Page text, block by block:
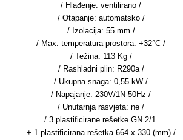
/ Hlađenje: ventilirano /
/ Otapanje: automatsko /
/ Izolacija: 55 mm /
/ Max. temperatura prostora: +32°C /
/ Težina: 113 Kg /
/ Rashladni plin: R290a /
/ Ukupna snaga: 0,55 kW /
/ Napajanje: 230V/1N-50Hz /
/ Unutarnja rasvjeta: ne /
/ 3 plastificirane rešetke GN 2/1
+ 1 plastificirana rešetka 664 x 330 (mm) /